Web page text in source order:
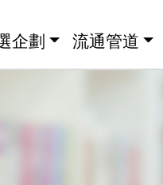
企劃 流通管道